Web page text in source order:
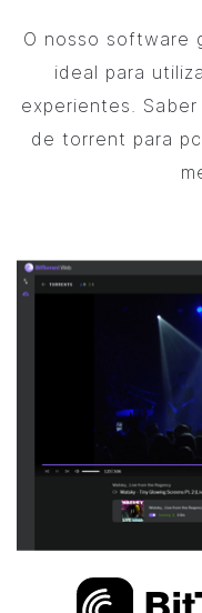
O nosso software
ideal para
experientes.
de torrent para